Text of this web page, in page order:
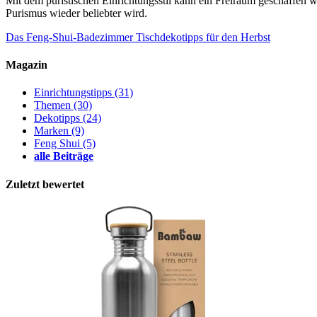
Purismus wieder beliebter wird.
Das Feng-Shui-Badezimmer Tischdekotipps für den Herbst
Magazin
Einrichtungstipps (31)
Themen (30)
Dekotipps (24)
Marken (9)
Feng Shui (5)
alle Beiträge
Zuletzt bewertet